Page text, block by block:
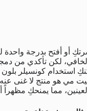
أو أفتح بدرجة واحدة
لكن تأكدي من
استخدام كونسيلر
مي هو منتج لا غنى
مما يمنحكِ مظهراً